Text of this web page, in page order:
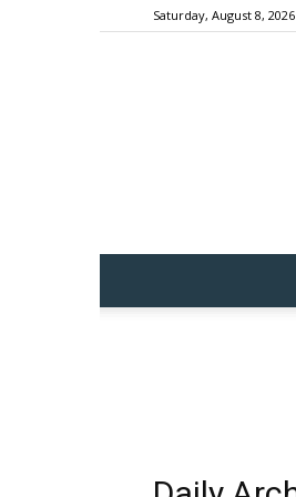
Saturday, August 8, 2026